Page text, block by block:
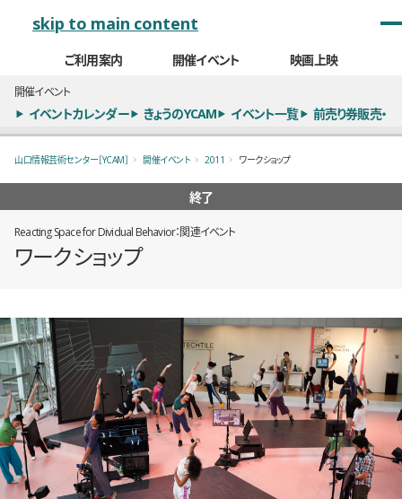
skip to main content
ご利用案内 開催イベント 映画上映
開催イベント
イベントカレンダー きょうのYCAM イベント一覧 前売り券販売・
山口情報芸術センター［YCAM］ 開催イベント 2011 ワークショップ
終了
Reacting Space for Dividual Behavior：関連イベント
ワークショップ
概要
全17枚のうち、1枚目のスライド